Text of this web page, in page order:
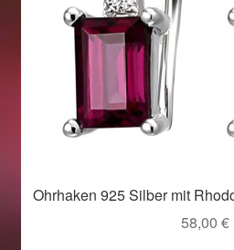
Ohrhaken 925 Silber mit
58,00 €